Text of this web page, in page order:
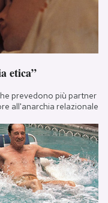
etica”
prevedono più partner
all'anarchia relazionale